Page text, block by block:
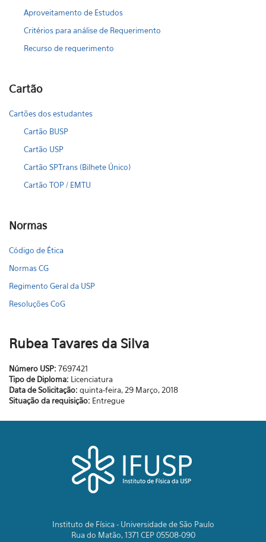
Aproveitamento de Estudos
Critérios para análise de Requerimento
Recurso de requerimento
Cartão
Cartões dos estudantes
Cartão BUSP
Cartão USP
Cartão SPTrans (Bilhete Único)
Cartão TOP / EMTU
Normas
Código de Ética
Normas CG
Regimento Geral da USP
Resoluções CoG
Rubea Tavares da Silva
Número USP: 7697421
Tipo de Diploma: Licenciatura
Data de Solicitação: quinta-feira, 29 Março, 2018
Situação da requisição: Entregue
Instituto de Física - Universidade de São Paulo
Rua do Matão, 1371 CEP 05508-090